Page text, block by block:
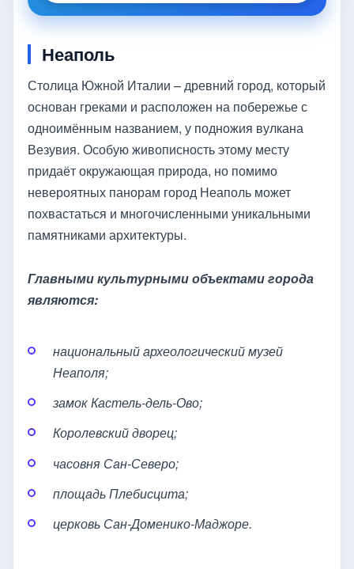
Неаполь
Столица Южной Италии – древний город, который
основан греками и расположен на побережье с
одноимённым названием, у подножия вулкана
Везувия. Особую живописность этому месту
придаёт окружающая природа, но помимо
невероятных панорам город Неаполь может
похвастаться и многочисленными уникальными
памятниками архитектуры.
Главными культурными объектами города
являются:
национальный археологический музей
Неаполя;
замок Кастель-дель-Ово;
Королевский дворец;
часовня Сан-Северо;
площадь Плебисцита;
церковь Сан-Доменико-Маджоре.